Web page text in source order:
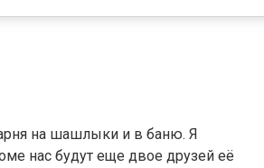
на шашлыки и в баню. Я
нас будут еще двое друзей её